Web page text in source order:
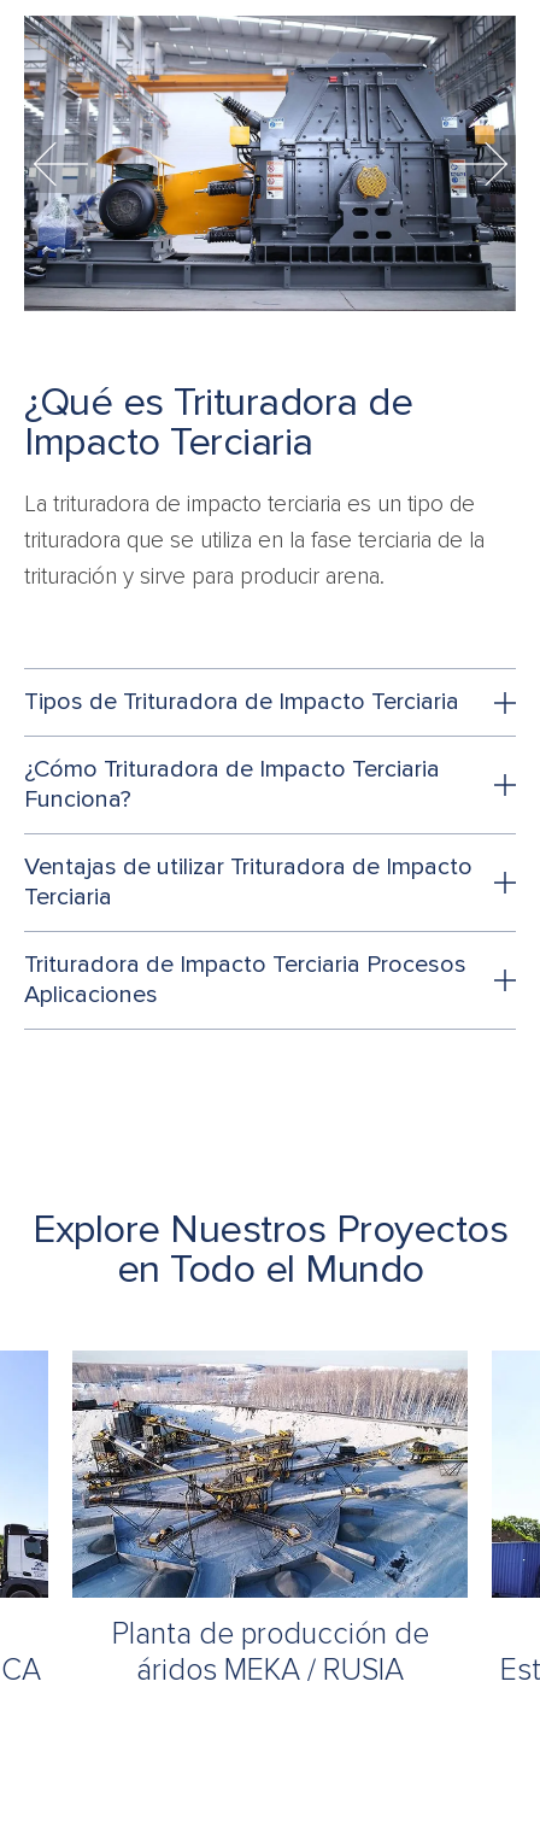
¿Qué es Trituradora de
Impacto Terciaria
La trituradora de impacto terciaria es un tipo de
trituradora que se utiliza en la fase terciaria de la
trituración y sirve para producir arena.
Tipos de Trituradora de Impacto Terciaria
¿Cómo Trituradora de Impacto Terciaria
Funciona?
Ventajas de utilizar Trituradora de Impacto
Terciaria
Trituradora de Impacto Terciaria Procesos
Aplicaciones
Explore Nuestros Proyectos
en Todo el Mundo
Planta de producción de
áridos MEKA / RUSIA